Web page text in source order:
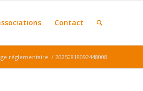
Contact
réglementaire / 20250818092448008